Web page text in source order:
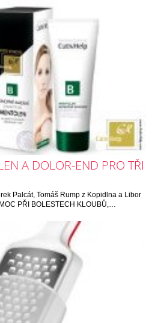
A DOLOR-END PRO TŘI
Palcát, Tomáš Rump z Kopidlna a Libor
PŘI BOLESTECH KLOUBŮ,…